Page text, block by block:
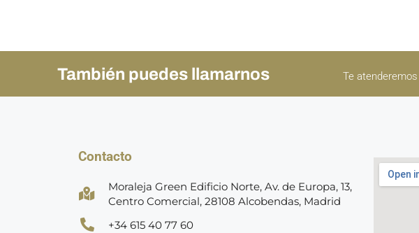
También puedes llamarnos Te
Contacto
Moraleja Green Edificio Norte, Av. de Europa, 13,
Centro Comercial, 28108 Alcobendas, Madrid
+34 615 40 77 60